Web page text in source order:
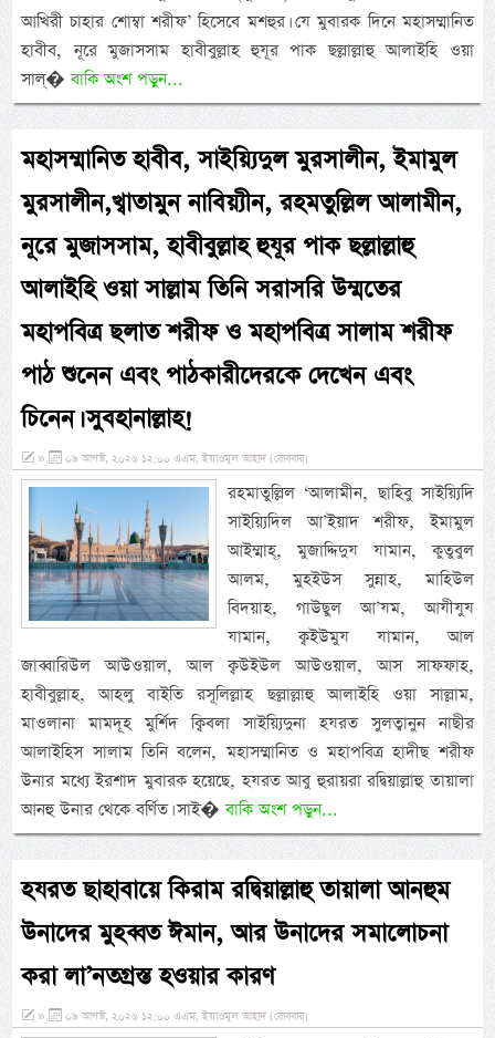
আখিরী চাহার শোম্বা শরীফ’ হিসেবে মশহুর। যে মুবারক দিনে মহাসম্মানিত
হাবীব, নূরে মুজাসসাম হাবীবুল্লাহ হুযূর পাক ছল্লাল্লাহু আলাইহি ওয়া
সাল্�বাকি অংশ পড়ুন...
মহাসম্মানিত হাবীব, সাইয়্যিদুল মুরসালীন, ইমামুল
মুরসালীন,খ্বাতামুন নাবিয়্যীন, রহমতুল্লিল আলামীন,
নূরে মুজাসসাম, হাবীবুল্লাহ হুযূর পাক ছল্লাল্লাহু
আলাইহি ওয়া সাল্লাম তিনি সরাসরি উম্মতের
মহাপবিত্র ছলাত শরীফ ও মহাপবিত্র সালাম শরীফ
পাঠ শুনেন এবং পাঠকারীদেরকে দেখেন এবং
চিনেন। সুবহানাল্লাহ!
» ০৯ আগস্ট, ২০২৬ ১২:০০ এএম, ইয়াওমুল আহাদ (রোববার)
রহমাতুল্লিল ‘আলামীন, ছাহিবু সাইয়্যিদি
সাইয়্যিদিল আ’ইয়াদ শরীফ, ইমামুল
আইম্মাহ্, মুজাদ্দিদুয যামান, কুতুবুল
আলম, মুহইউস সুন্নাহ, মাহিউল
বিদয়াহ, গাউছুল আ’যম, আযীযুয
যামান, ক্বইউমুয যামান, আল
জাব্বারিউল আউওয়াল, আল ক্বউইউল আউওয়াল, আস সাফফাহ,
হাবীবুল্লাহ, আহলু বাইতি রসূলিল্লাহ ছল্লাল্লাহু আলাইহি ওয়া সাল্লাম,
মাওলানা মামদূহ মুর্শিদ ক্বিবলা সাইয়্যিদুনা হযরত সুলত্বানুন নাছীর
আলাইহিস সালাম তিনি বলেন, মহাসম্মানিত ও মহাপবিত্র হাদীছ শরীফ
উনার মধ্যে ইরশাদ মুবারক হয়েছে, হযরত আবু হুরায়রা রদ্বিয়াল্লাহু তায়ালা
আনহু উনার থেকে বর্ণিত। সাই�বাকি অংশ পড়ুন...
হযরত ছাহাবায়ে কিরাম রদ্বিয়াল্লাহু তায়ালা আনহুম
উনাদের মুহব্বত ঈমান, আর উনাদের সমালোচনা
করা লা’নতগ্রস্ত হওয়ার কারণ
» ০৯ আগস্ট, ২০২৬ ১২:০০ এএম, ইয়াওমুল আহাদ (রোববার)